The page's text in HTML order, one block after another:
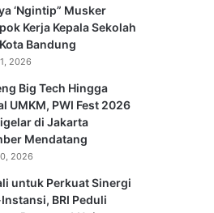
‘Ngintip” Musker
Kerja Kepala Sekolah
Bandung
2026
Big Tech Hingga
UMKM, PWI Fest 2026
di Jakarta
Mendatang
2026
untuk Perkuat Sinergi
BRI Peduli